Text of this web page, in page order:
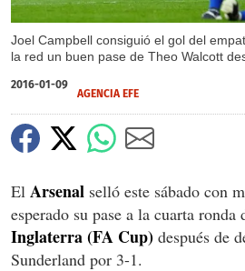
Joel Campbell consiguió el gol del
la red un buen pase de Theo Walcott
2016-01-09
AGENCIA EFE
El Arsenal selló este sábado con
esperado su pase a la cuarta ronda
Inglaterra (FA Cup) después de
Sunderland por 3-1.